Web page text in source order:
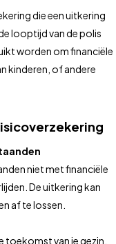
die een uitkering
looptijd van de polis
worden om financiële
kinderen, of andere
niet met financiële
De uitkering kan
af te lossen.
toekomst van je gezin.